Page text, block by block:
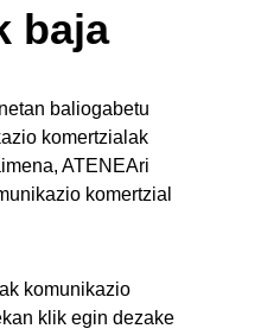
baja
baliogabetu
komertzialak
ATENEAri
komertzial
komunikazio
klik egin dezake